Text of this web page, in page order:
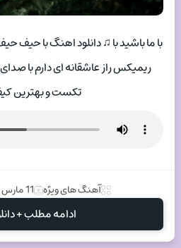
با ما باشید با ♫ دانلود اهنگ با
ریمیکس راز عاشقانه ای دارم با
تکست و بهترین
آهنگ های ویژه 11 مارس 2024
ادامه مطلب +